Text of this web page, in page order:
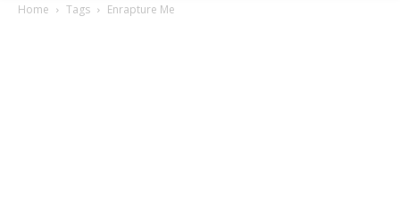
Home Tags Enrapture Me